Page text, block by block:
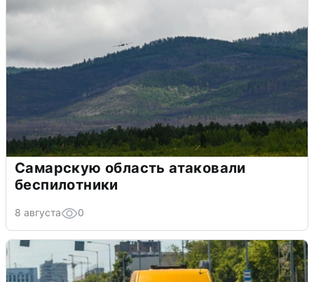
Самарскую область атаковали
беспилотники
8 августа 0